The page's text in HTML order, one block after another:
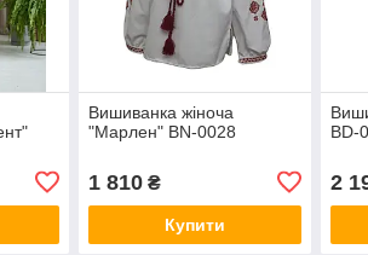
Вишиванка жіноча
"Марлен" BN-0028
1 810₴
Купити
BD-
2